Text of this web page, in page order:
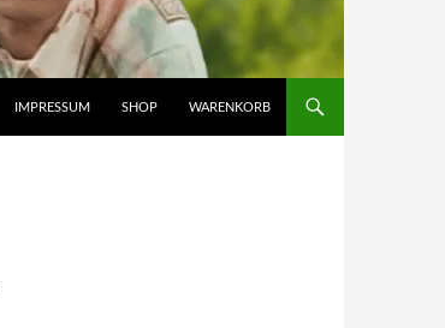
IMPRESSUM SHOP WARENKORB